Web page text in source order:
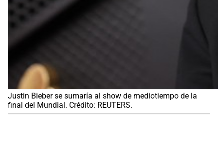
Justin Bieber se sumaría al show de mediotiempo de la
final del Mundial. Crédito: REUTERS.